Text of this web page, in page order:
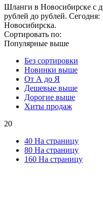
Шланги в Новосибирске с
рублей до рублей. Сегодня:
Новосибирска.
Сортировать по:
Популярные выше
Без сортировки
Новинки выше
От А до Я
Дешевые выше
Дорогие выше
Хиты продаж
20
40 На страницу
80 На страницу
160 На страницу